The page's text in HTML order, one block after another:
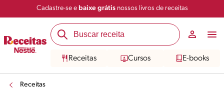
Cadastre-se e baixe grátisnossos livros de receitas
Receitas Cursos E-books
Receitas
Salvar Compartilhar